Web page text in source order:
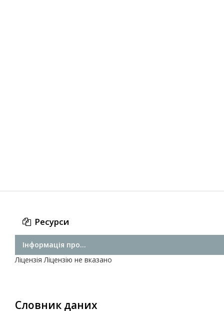
Ресурси
Інформація про...
ЛіцензіяЛіцензію не вказано
Словник даних